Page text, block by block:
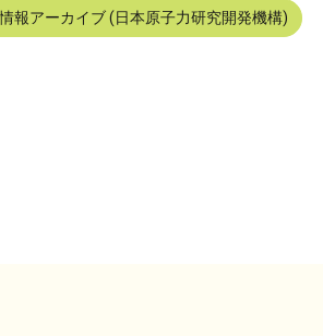
報アーカイブ (日本原子力研究開発機構)